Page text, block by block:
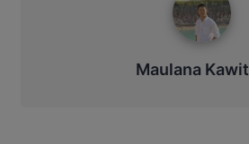
Maulana Kawit